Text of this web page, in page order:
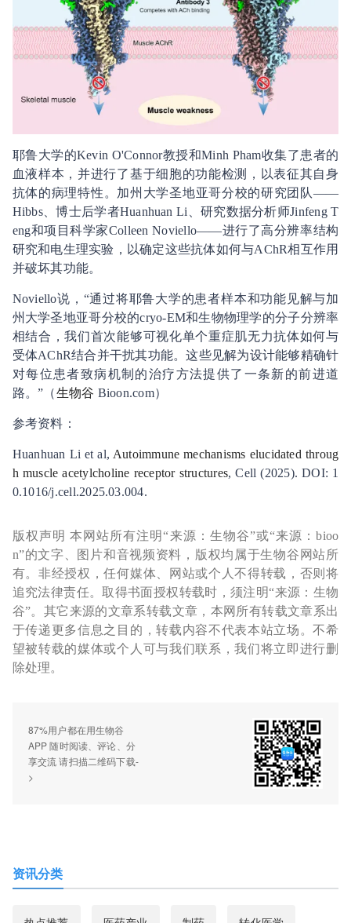
耶鲁大学的Kevin O'Connor教授和Minh Pham收集了患者的
血液样本，并进行了基于细胞的功能检测，以表征其自身
抗体的病理特性。加州大学圣地亚哥分校的研究团队——
Hibbs、博士后学者Huanhuan Li、研究数据分析师Jinfeng T
eng和项目科学家Colleen Noviello——进行了高分辨率结构
研究和电生理实验，以确定这些抗体如何与AChR相互作用
并破坏其功能。
Noviello说，“通过将耶鲁大学的患者样本和功能见解与加
州大学圣地亚哥分校的cryo-EM和生物物理学的分子分辨率
相结合，我们首次能够可视化单个重症肌无力抗体如何与
受体AChR结合并干扰其功能。这些见解为设计能够精确针
对每位患者致病机制的治疗方法提供了一条新的前进道
路。”（生物谷 Bioon.com）
参考资料：
Huanhuan Li et al, Autoimmune mechanisms elucidated throug
h muscle acetylcholine receptor structures, Cell (2025). DOI: 1
0.1016/j.cell.2025.03.004.
版权声明 本网站所有注明“来源：生物谷”或“来源：bioo
n”的文字、图片和音视频资料，版权均属于生物谷网站所
有。非经授权，任何媒体、网站或个人不得转载，否则将
追究法律责任。取得书面授权转载时，须注明“来源：生物
谷”。其它来源的文章系转载文章，本网所有转载文章系出
于传递更多信息之目的，转载内容不代表本站立场。不希
望被转载的媒体或个人可与我们联系，我们将立即进行删
除处理。
87%用户都在用生物谷
APP 随时阅读、评论、分
享交流 请扫描二维码下载-
>
资讯分类